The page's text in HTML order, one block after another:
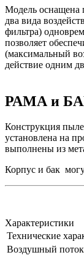
Модель оснащена
два вида
фильтра)
позволяет
(максимальный
действие одним
РАМА и
Конструкция
установлена на
выполнены из
Корпус и бак
Характеристики
Технические
Воздушный